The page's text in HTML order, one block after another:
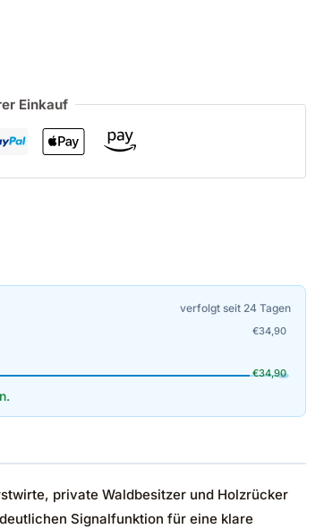
Einkauf
verfolgt seit 24 Tagen
€34,90
€34,90
private Waldbesitzer und Holzrücker
Signalfunktion für eine klare